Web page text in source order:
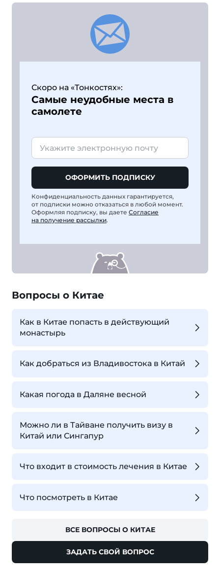
Скоро на «Тонкостях»:
Самые неудобные места в
самолете
ОФОРМИТЬ ПОДПИСКУ
Конфиденциальность данных гарантируется,
от подписки можно отказаться в любой момент.
Оформляя подписку, вы даете Согласие
на получение рассылки.
Вопросы о Китае
Как в Китае попасть в действующий
монастырь
Как добраться из Владивостока в Китай
Какая погода в Даляне весной
Можно ли в Тайване получить визу в
Китай или Сингапур
Что входит в стоимость лечения в Китае
Что посмотреть в Китае
ВСЕ ВОПРОСЫ О КИТАЕ
ЗАДАТЬ СВОЙ ВОПРОС